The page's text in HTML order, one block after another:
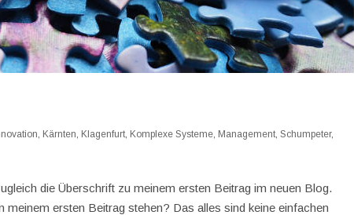
Kärnten Klagenfurt Komplexe Systeme Management ,Schumpeter,
die Überschrift zu meinem ersten Beitrag im neuen Blog.
meinem ersten Beitrag stehen? Das alles sind keine einfachen